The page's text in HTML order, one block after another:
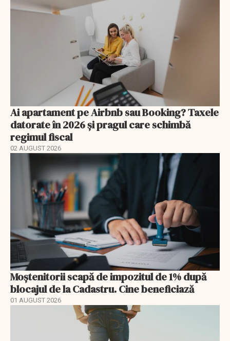
Ai apartament pe Airbnb sau Booking? Taxele
datorate în 2026 și pragul care schimbă
regimul fiscal
02 AUGUST 2026
Moștenitorii scapă de impozitul de 1% după
blocajul de la Cadastru. Cine beneficiază
01 AUGUST 2026